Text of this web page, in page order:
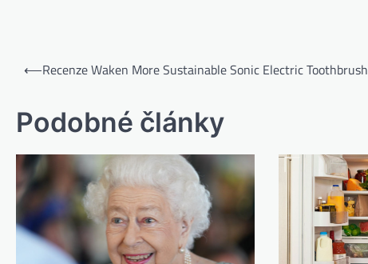
⟵Recenze Waken More Sustainable Sonic Electric Toothbrush
Podobné články